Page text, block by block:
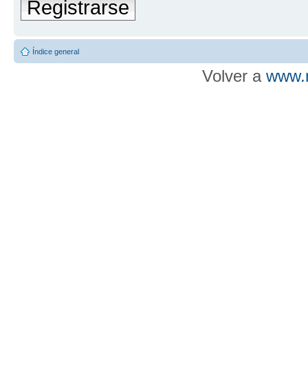
Registrarse
Índice general
Volver a